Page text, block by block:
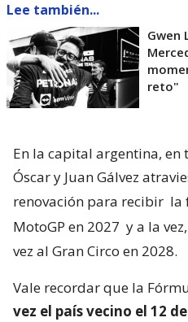
Lee también...
Gwen
reto"
En la capital argentina,
Óscar y Juan Gálvez
renovación para recibir la
MotoGP en 2027 y a la
vez al Gran Circo en 2028.
Vale recordar que la
vez el país vecino el 12